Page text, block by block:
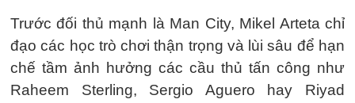
Trước đối thủ mạnh là Man City, Mikel Arteta chỉ
đạo các học trò chơi thận trọng và lùi sâu để hạn
chế tầm ảnh hưởng các cầu thủ tấn công như
Raheem Sterling, Sergio Aguero hay Riyad